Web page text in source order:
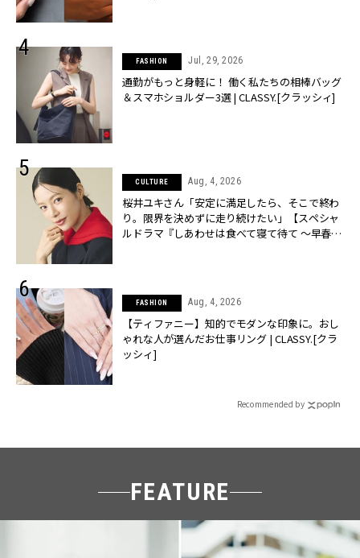
FASHION Jul, 29, 2026
通勤がもっと身軽に！ 働く私たちの相棒バッグ
＆スマホショルダー3選 | CLASSY.[クラッシィ]
CULTURE Aug, 4, 2026
桜井ユキさん「安定に満足したら、そこで終わ
り。限界を決めずに走り続けたい」【スペシャ
ルドラマ『しあわせは食べて寝て待て ～早春の
FASHION Aug, 4, 2026
【ティファニー】知的でモダンな印象に。おし
ゃれな人が選んだお仕事リング | CLASSY.[クラ
ッシィ]
Recommended by
FEATURE